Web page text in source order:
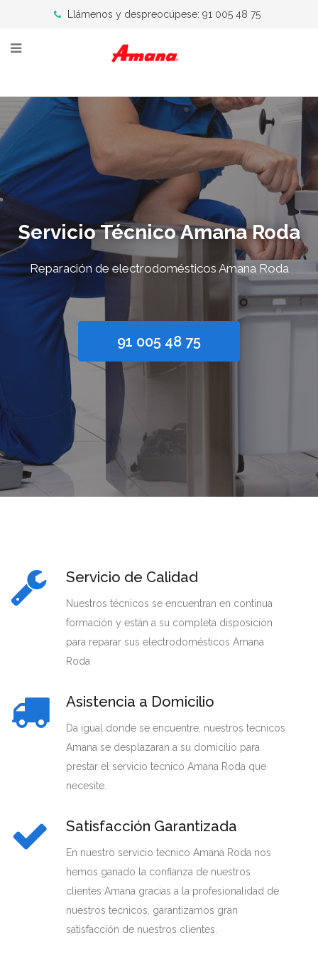
Llámenos y despreocúpese: 91 005 48 75
Servicio Técnico Amana Roda
Reparación de electrodomésticos Amana Roda
91 005 48 75
Servicio de Calidad
Nuestros técnicos se encuentran en continua
formación y están a su completa disposición
para reparar sus electrodomésticos Amana
Roda
Asistencia a Domicilio
Da igual donde se encuentre, nuestros tecnicos
Amana se desplazaran a su domicilio para
prestar el servicio tecnico Amana Roda que
necesite.
Satisfacción Garantizada
En nuestro servicio tecnico Amana Roda nos
hemos ganado la confianza de nuestros
clientes Amana gracias a la profesionalidad de
nuestros tecnicos, garantizamos gran
satisfacción de nuestros clientes.